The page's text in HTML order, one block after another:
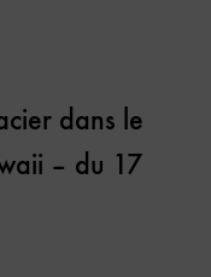
dans le
– du 17